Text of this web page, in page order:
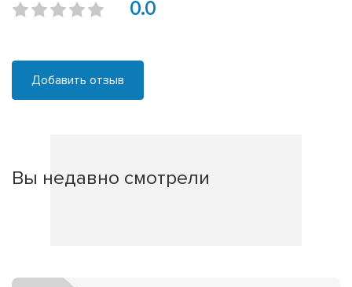
0.0
Добавить отзыв
Вы недавно смотрели